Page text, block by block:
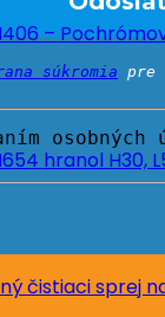
súkromia pre
–
hranol H30,